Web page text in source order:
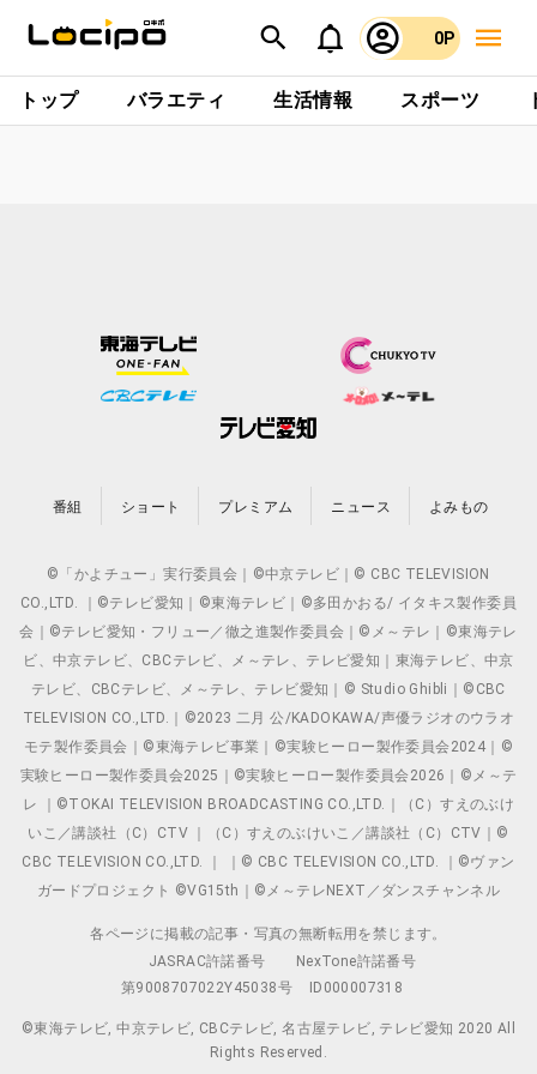
0P
トップ バラエティ 生活情報 スポーツ
番組 ショート プレミアム ニュース よみもの
©「かよチュー」実行委員会｜©中京テレビ｜© CBC TELEVISION
CO.,LTD. ｜©テレビ愛知｜©東海テレビ｜©多田かおる/ イタキス製作委員
会｜©テレビ愛知・フリュー／徹之進製作委員会｜©メ～テレ｜©東海テレ
ビ、中京テレビ、CBCテレビ、メ～テレ、テレビ愛知｜東海テレビ、中京
テレビ、CBCテレビ、メ～テレ、テレビ愛知｜© Studio Ghibli｜©CBC
TELEVISION CO.,LTD.｜©2023 二月 公/KADOKAWA/声優ラジオのウラオ
モテ製作委員会｜©東海テレビ事業｜©実験ヒーロー製作委員会2024｜©
実験ヒーロー製作委員会2025｜©実験ヒーロー製作委員会2026｜©メ～テ
レ ｜©TOKAI TELEVISION BROADCASTING CO.,LTD.｜（C）すえのぶけ
いこ／講談社（C）CTV ｜（C）すえのぶけいこ／講談社（C）CTV｜©
CBC TELEVISION CO.,LTD. ｜ ｜© CBC TELEVISION CO.,LTD. ｜©ヴァン
ガードプロジェクト ©VG15th｜©メ～テレNEXT／ダンスチャンネル
各ページに掲載の記事・写真の無断転用を禁じます。
JASRAC許諾番号
NexTone許諾番号
第9008707022Y45038号
ID000007318
©東海テレビ, 中京テレビ, CBCテレビ, 名古屋テレビ, テレビ愛知 2020 All
Rights Reserved.